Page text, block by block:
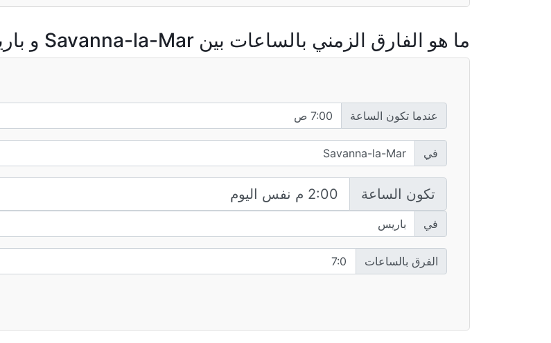
ما هو الفارق الزمني بالساعات بين Savanna-la-Mar و باريس
عندما تكون الساعة
في
تكون الساعة
في
الفرق بالساعات